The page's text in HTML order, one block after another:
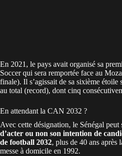
En 2021, le pays avait organisé sa
Soccer qui sera remportée face au
finale). Il s’agissait de sa sixième étoile
au total (record), dont cinq
En attendant la CAN 2032 ?
Avec cette désignation, le Sénégal peut
d’acter ou non son intention de
de football 2032, plus de 40 ans après
messe à domicile en 1992.